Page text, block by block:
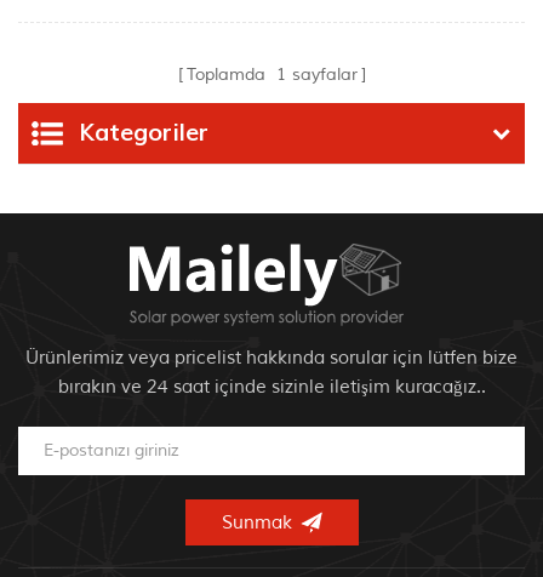
İstasyonu
Toplamda 1 sayfalar
Kategoriler
Ürünlerimiz veya pricelist hakkında sorular için lütfen bize
bırakın ve 24 saat içinde sizinle iletişim kuracağız..